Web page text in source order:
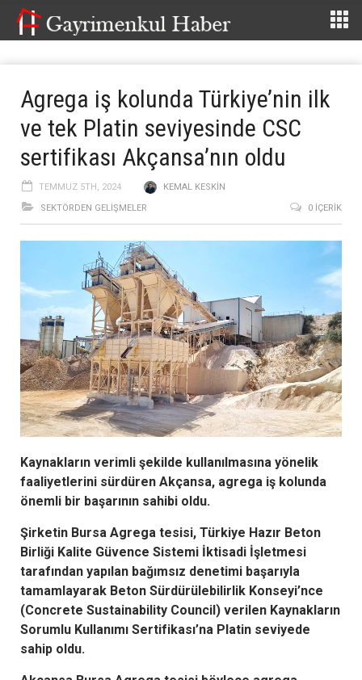
Agrega iş kolunda Türkiye’nin ilk
ve tek Platin seviyesinde CSC
sertifikası Akçansa’nın oldu
TEMMUZ 5TH, 2024
KEMAL KESKIN
SEKTÖRDEN GELIŞMELER
0 İÇERIK
Kaynakların verimli şekilde kullanılmasına yönelik
faaliyetlerini sürdüren Akçansa, agrega iş kolunda
önemli bir başarının sahibi oldu.
Şirketin Bursa Agrega tesisi, Türkiye Hazır Beton
Birliği Kalite Güvence Sistemi İktisadi İşletmesi
tarafından yapılan bağımsız denetimi başarıyla
tamamlayarak Beton Sürdürülebilirlik Konseyi’nce
(Concrete Sustainability Council) verilen Kaynakların
Sorumlu Kullanımı Sertifikası’na Platin seviyede
sahip oldu.